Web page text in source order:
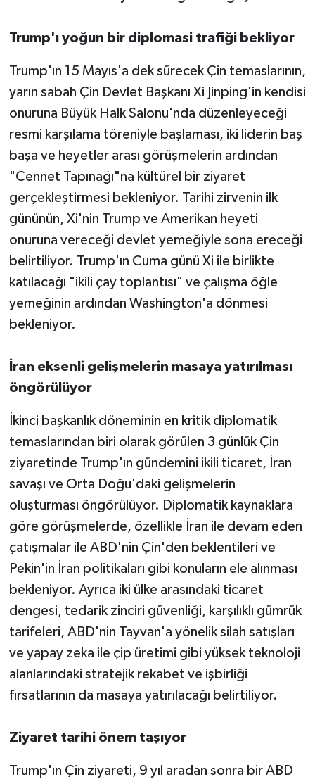
Trump'ı yoğun bir diplomasi trafiği bekliyor
Trump'ın 15 Mayıs'a dek sürecek Çin temaslarının,
yarın sabah Çin Devlet Başkanı Xi Jinping'in kendisi
onuruna Büyük Halk Salonu'nda düzenleyeceği
resmi karşılama töreniyle başlaması, iki liderin baş
başa ve heyetler arası görüşmelerin ardından
"Cennet Tapınağı"na kültürel bir ziyaret
gerçekleştirmesi bekleniyor. Tarihi zirvenin ilk
gününün, Xi'nin Trump ve Amerikan heyeti
onuruna vereceği devlet yemeğiyle sona ereceği
belirtiliyor. Trump'ın Cuma günü Xi ile birlikte
katılacağı "ikili çay toplantısı" ve çalışma öğle
yemeğinin ardından Washington'a dönmesi
bekleniyor.
İran eksenli gelişmelerin masaya yatırılması
öngörülüyor
İkinci başkanlık döneminin en kritik diplomatik
temaslarından biri olarak görülen 3 günlük Çin
ziyaretinde Trump'ın gündemini ikili ticaret, İran
savaşı ve Orta Doğu'daki gelişmelerin
oluşturması öngörülüyor. Diplomatik kaynaklara
göre görüşmelerde, özellikle İran ile devam eden
çatışmalar ile ABD'nin Çin'den beklentileri ve
Pekin'in İran politikaları gibi konuların ele alınması
bekleniyor. Ayrıca iki ülke arasındaki ticaret
dengesi, tedarik zinciri güvenliği, karşılıklı gümrük
tarifeleri, ABD'nin Tayvan'a yönelik silah satışları
ve yapay zeka ile çip üretimi gibi yüksek teknoloji
alanlarındaki stratejik rekabet ve işbirliği
fırsatlarının da masaya yatırılacağı belirtiliyor.
Ziyaret tarihi önem taşıyor
Trump'ın Çin ziyareti, 9 yıl aradan sonra bir ABD